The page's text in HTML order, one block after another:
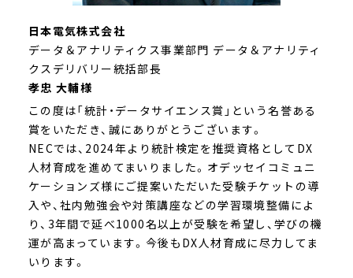
日本電気株式会社
データ＆アナリティクス事業部門 データ＆アナリティ
クスデリバリー統括部長
孝忠 大輔様
この度は「統計・データサイエンス賞」という名誉ある
賞をいただき、誠にありがとうございます。
NECでは、2024年より統計検定を推奨資格としてDX
人材育成を進めてまいりました。オデッセイコミュニ
ケーションズ様にご提案いただいた受験チケットの導
入や、社内勉強会や対策講座などの学習環境整備によ
り、3年間で延べ1000名以上が受験を希望し、学びの機
運が高まっています。今後もDX人材育成に尽力してま
いります。